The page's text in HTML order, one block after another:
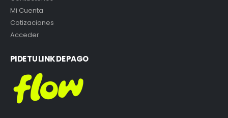
Mi Cuenta
Cotizaciones
Acceder
PIDE TU LINK DE PAGO